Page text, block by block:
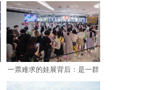
箱用户送爱心祝福
一票难求的娃展背后：是一群
年轻女孩从追星到创业的